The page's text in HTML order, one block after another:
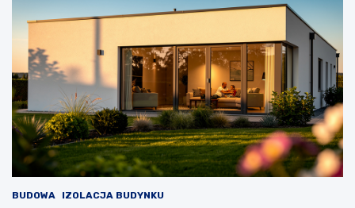
BUDOWA IZOLACJA BUDYNKU